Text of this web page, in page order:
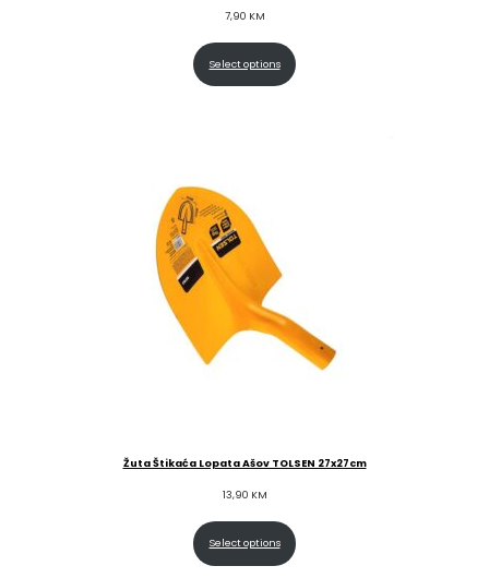
7,90 KM
Select options
Žuta Štikaća Lopata Ašov TOLSEN 27x27cm
13,90 KM
Select options